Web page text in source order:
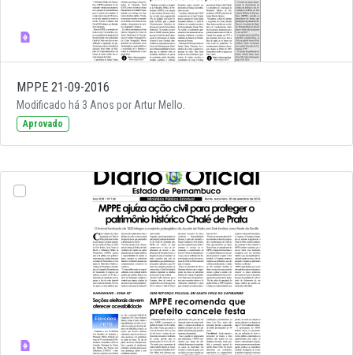
MPPE 21-09-2016
Modificado há 3 Anos por Artur Mello.
Aprovado